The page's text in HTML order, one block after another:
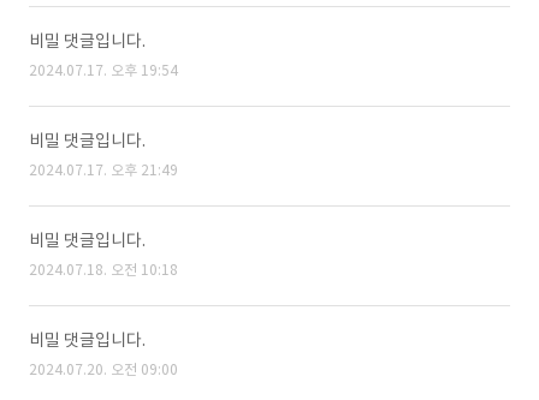
비밀 댓글입니다.
2024.07.17. 오후 19:54
비밀 댓글입니다.
2024.07.17. 오후 21:49
비밀 댓글입니다.
2024.07.18. 오전 10:18
비밀 댓글입니다.
2024.07.20. 오전 09:00